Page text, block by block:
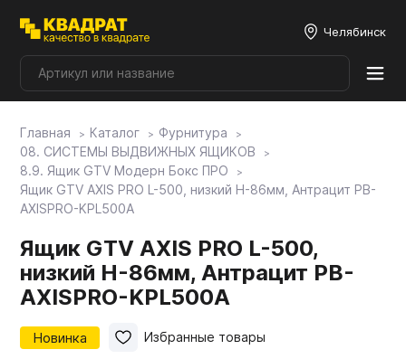
Челябинск
Плитные материалы
Фурнитура
Столешницы
Главная Каталог
Фурнитура
08. СИСТЕМЫ ВЫДВИЖНЫХ ЯЩИКОВ
8.9. Ящик GTV Модерн Бокс ПРО
Ящик GTV AXIS PRO L-500, низкий H-86мм, Антрацит PB-
AXISPRO-KPL500A
Ящик GTV AXIS PRO L-500,
низкий H-86мм, Антрацит PB-
AXISPRO-KPL500A
Новинка Избранные товары